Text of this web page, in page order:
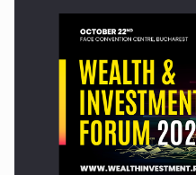
Comunicat de presa: